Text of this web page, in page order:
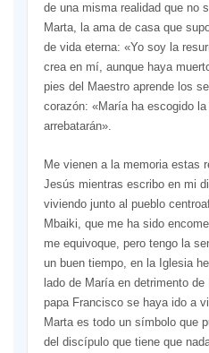
de una misma realidad que no
Marta, la ama de casa que
de vida eterna: «Yo soy la
crea en mí, aunque haya
pies del Maestro aprende los
corazón: «María ha escogido
arrebatarán».
Me vienen a la memoria estas
Jesús mientras escribo en mi
viviendo junto al pueblo
Mbaiki, que me ha sido
me equivoque, pero tengo la
un buen tiempo, en la Iglesia
lado de María en detrimento
papa Francisco se haya ido a
Marta es todo un símbolo que
del discípulo que tiene que